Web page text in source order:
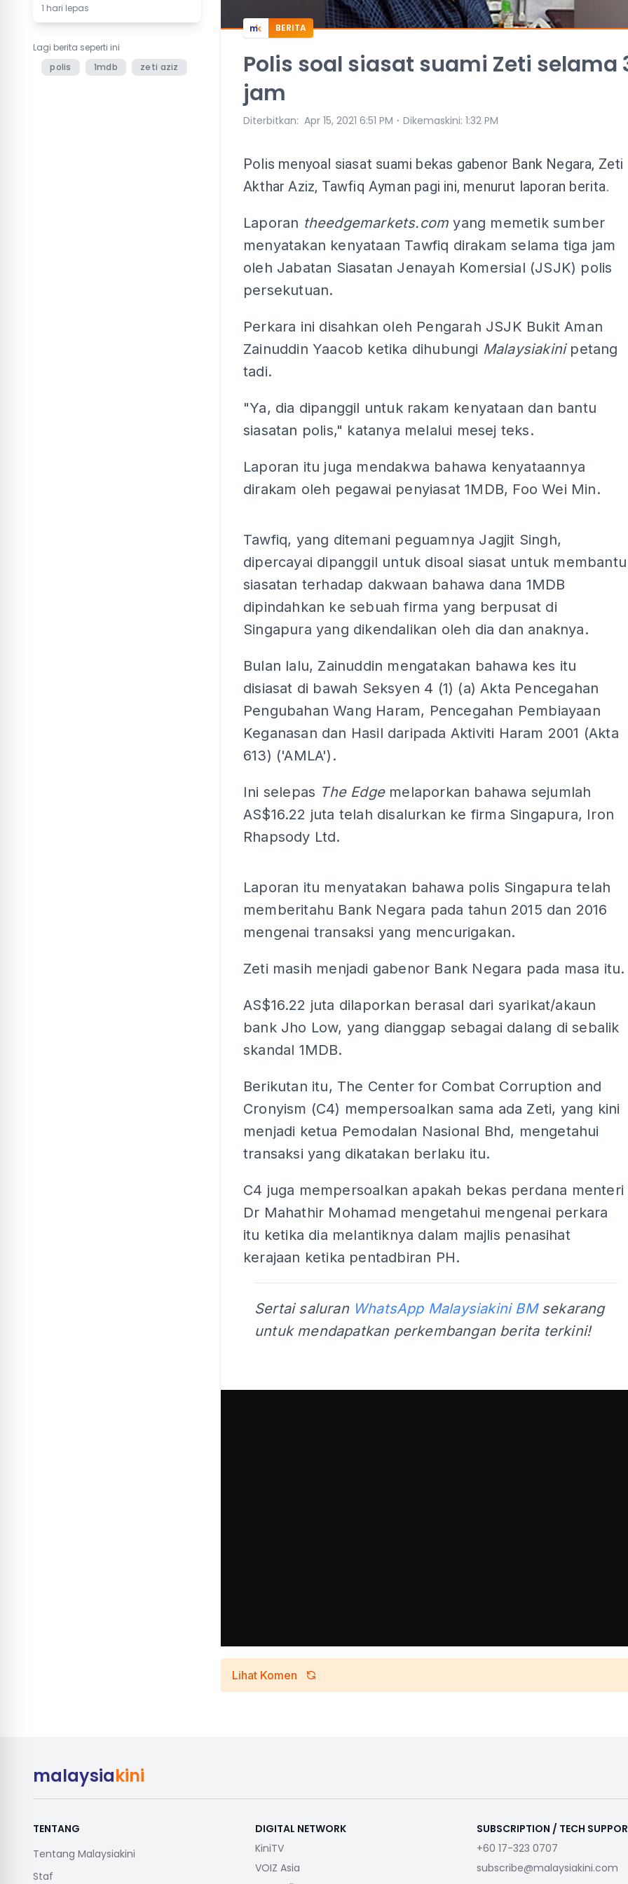
1 hari lepas
Lagi berita seperti ini
polis
1mdb zeti aziz
BERITA
Polis soal siasat suami Zeti selama
jam
Diterbitkan: Apr 15, 2021 6:51 PM ⋅ Dikemaskini: 1:32 PM
Polis menyoal siasat suami bekas gabenor Bank Negara, Zeti
Akthar Aziz, Tawfiq Ayman pagi ini, menurut laporan berita.
Laporan theedgemarkets.com yang memetik sumber
menyatakan kenyataan Tawfiq dirakam selama tiga jam
oleh Jabatan Siasatan Jenayah Komersial (JSJK) polis
persekutuan.
Perkara ini disahkan oleh Pengarah JSJK Bukit Aman
Zainuddin Yaacob ketika dihubungi Malaysiakini petang
tadi.
"Ya, dia dipanggil untuk rakam kenyataan dan bantu
siasatan polis," katanya melalui mesej teks.
Laporan itu juga mendakwa bahawa kenyataannya
dirakam oleh pegawai penyiasat 1MDB, Foo Wei Min.
Tawfiq, yang ditemani peguamnya Jagjit Singh,
dipercayai dipanggil untuk disoal siasat untuk membantu
siasatan terhadap dakwaan bahawa dana 1MDB
dipindahkan ke sebuah firma yang berpusat di
Singapura yang dikendalikan oleh dia dan anaknya.
Bulan lalu, Zainuddin mengatakan bahawa kes itu
disiasat di bawah Seksyen 4 (1) (a) Akta Pencegahan
Pengubahan Wang Haram, Pencegahan Pembiayaan
Keganasan dan Hasil daripada Aktiviti Haram 2001 (Akta
613) ('AMLA').
Ini selepas The Edgemelaporkan bahawa sejumlah
AS$16.22 juta telah disalurkan ke firma Singapura, Iron
Rhapsody Ltd.
Laporan itu menyatakan bahawa polis Singapura telah
memberitahu Bank Negara pada tahun 2015 dan 2016
mengenai transaksi yang mencurigakan.
Zeti masih menjadi gabenor Bank Negara pada masa itu.
AS$16.22 juta dilaporkan berasal dari syarikat/akaun
bank Jho Low, yang dianggap sebagai dalang di sebalik
skandal 1MDB.
Berikutan itu, The Center for Combat Corruption and
Cronyism (C4) mempersoalkan sama ada Zeti, yang kini
menjadi ketua Pemodalan Nasional Bhd, mengetahui
transaksi yang dikatakan berlaku itu.
C4 juga mempersoalkan apakah bekas perdana menteri
Dr Mahathir Mohamad mengetahui mengenai perkara
itu ketika dia melantiknya dalam majlis penasihat
kerajaan ketika pentadbiran PH.
Sertai saluran WhatsApp Malaysiakini BMsekarang
untuk mendapatkan perkembangan berita terkini!
Lihat Komen
malaysiakini
TENTANG
Tentang Malaysiakini
Staf
DIGITAL NETWORK
KiniTV
VOIZ Asia
SUBSCRIPTION / TECH
+60 17-323 0707
subscribe@malaysiakini.com